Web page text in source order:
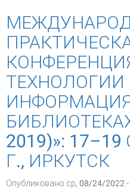
ТЕХНОЛОГИИ
БИБЛИОТЕКАХ
2019)»:
Г., ИРКУТСК
Опубликовано ср, 08/24/2022